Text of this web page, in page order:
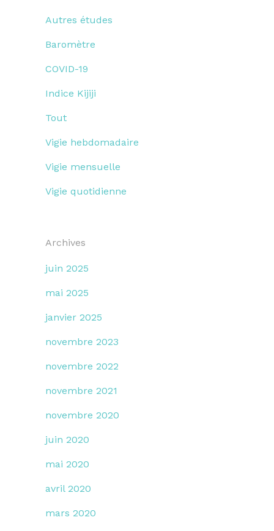
Autres études
Baromètre
COVID-19
Indice Kijiji
Tout
Vigie hebdomadaire
Vigie mensuelle
Vigie quotidienne
Archives
juin 2025
mai 2025
janvier 2025
novembre 2023
novembre 2022
novembre 2021
novembre 2020
juin 2020
mai 2020
avril 2020
mars 2020